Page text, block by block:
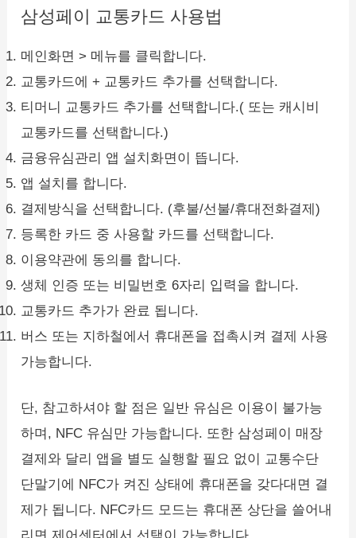
삼성페이 교통카드 사용법
메인화면 > 메뉴를 클릭합니다.
교통카드에 + 교통카드 추가를 선택합니다.
티머니 교통카드 추가를 선택합니다.( 또는 캐시비
교통카드를 선택합니다.)
금융유심관리 앱 설치화면이 뜹니다.
앱 설치를 합니다.
결제방식을 선택합니다. (후불/선불/휴대전화결제)
등록한 카드 중 사용할 카드를 선택합니다.
이용약관에 동의를 합니다.
생체 인증 또는 비밀번호 6자리 입력을 합니다.
교통카드 추가가 완료 됩니다.
버스 또는 지하철에서 휴대폰을 접촉시켜 결제 사용
가능합니다.
단, 참고하셔야 할 점은 일반 유심은 이용이 불가능
하며, NFC 유심만 가능합니다. 또한 삼성페이 매장
결제와 달리 앱을 별도 실행할 필요 없이 교통수단
단말기에 NFC가 켜진 상태에 휴대폰을 갖다대면 결
제가 됩니다. NFC카드 모드는 휴대폰 상단을 쓸어내